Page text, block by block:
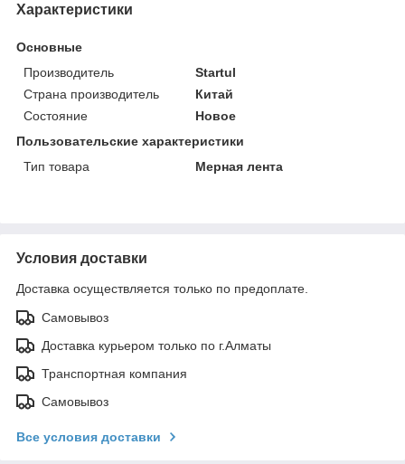
Характеристики
Основные
Производитель
Startul
Страна производитель
Китай
Состояние
Новое
Пользовательские характеристики
Тип товара
Мерная лента
Условия доставки
Доставка осуществляется только по предоплате.
Самовывоз
Доставка курьером только по г.Алматы
Транспортная компания
Самовывоз
Все условия доставки